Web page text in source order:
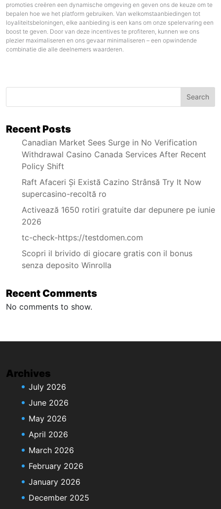
promoties creëren een dynamische omgeving en geven ons de keuze om te
bepalen hoe we het platform gebruiken. Van welkomstaanbiedingen tot
loyaliteitsbeloningen, elke aanbieding is een kans om onze spelervaring een
boost te geven. Door van deze incentives te profiteren, kunnen we ons
plezier maximaliseren en ons gevaar minimaliseren – een opwindende
combinatie die alle deelnemers waarderen.
Search
Recent Posts
Canadian Market Sees Surge in No Verification
Withdrawal Casino Canada Services After Recent
Policy Shift
Raft Afaceri Și Există Cazino Strânsă Try It Now
supercasino-recoltă ro
Activează 1650 rotiri gratuite dar depunere pe iunie
2026
tc-check-https://testdomen.com
Scopri il brivido di giocare gratis con il bonus
senza deposito Winrolla
Recent Comments
No comments to show.
Archives
July 2026
June 2026
May 2026
April 2026
March 2026
February 2026
January 2026
December 2025